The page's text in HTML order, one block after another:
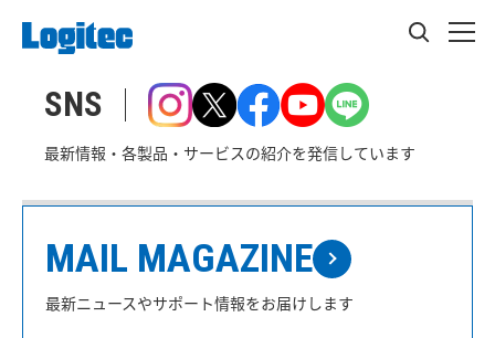
SNS
最新情報・各製品・サービスの紹介を発信しています
MAIL MAGAZINE
最新ニュースやサポート情報をお届けします